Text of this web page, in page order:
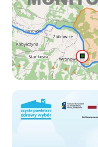
Czyste-powietrze